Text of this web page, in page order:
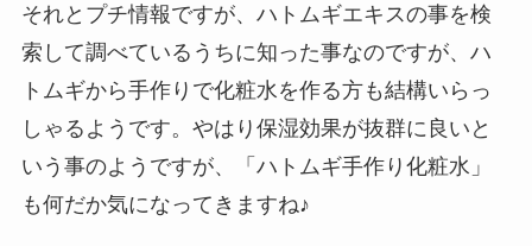
それとプチ情報ですが、ハトムギエキスの事を検
索して調べているうちに知った事なのですが、ハ
トムギから手作りで化粧水を作る方も結構いらっ
しゃるようです。やはり保湿効果が抜群に良いと
いう事のようですが、「ハトムギ手作り化粧水」
も何だか気になってきますね♪